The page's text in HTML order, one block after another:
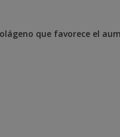
que favorece el